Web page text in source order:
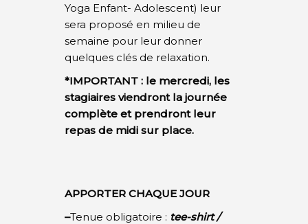
Yoga Enfant- Adolescent) leur
sera proposé en milieu de
semaine pour leur donner
quelques clés de relaxation.
*IMPORTANT : le mercredi, les
stagiaires viendront la journée
complète et prendront leur
repas de midi sur place.
APPORTER CHAQUE JOUR
–Tenue obligatoire : tee-shirt /